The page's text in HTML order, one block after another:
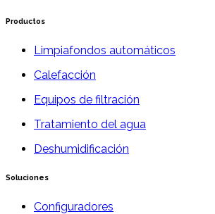
Productos
Limpiafondos automáticos
Calefacción
Equipos de filtración
Tratamiento del agua
Deshumidificación
Soluciones
Configuradores